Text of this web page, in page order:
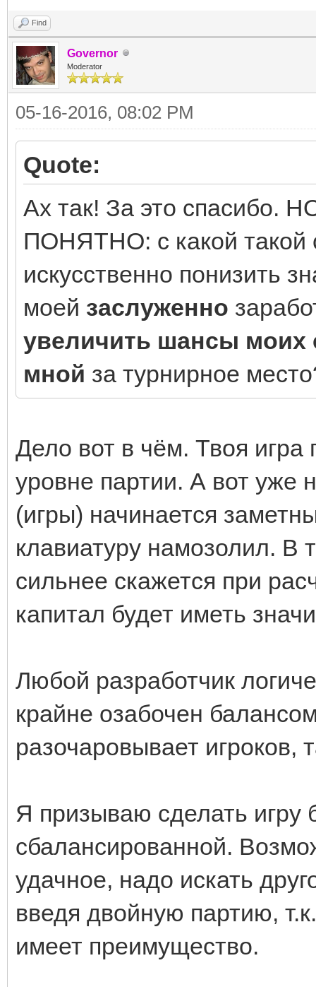
Find
Governor
Moderator
05-16-2016, 08:02 PM
Quote:
Ах так! За это
ПОНЯТНО: с какой такой
искусственно понизить
моей заслуженно
увеличить шансы моих
мной за турнирное
Дело вот в чём. Твоя игра
уровне партии. А вот уже
(игры) начинается
клавиатуру намозолил. В
сильнее скажется при
капитал будет иметь
Любой разработчик
крайне озабочен
разочаровывает игроков,
Я призываю сделать игру
сбалансированной.
удачное, надо искать
введя двойную партию,
имеет преимущество.